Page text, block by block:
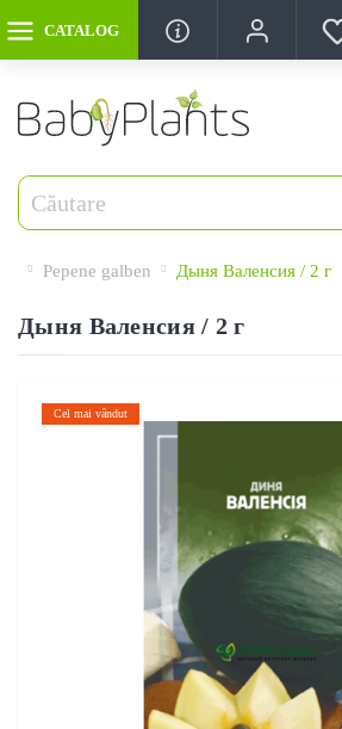
CATALOG
Pepene galben Дыня Валенсия / 2 г
Дыня Валенсия / 2 г
Cel mai vândut